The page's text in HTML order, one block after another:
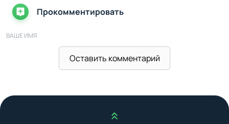
Прокомментировать
ВАШЕ ИМЯ
Оставить комментарий
Наверх